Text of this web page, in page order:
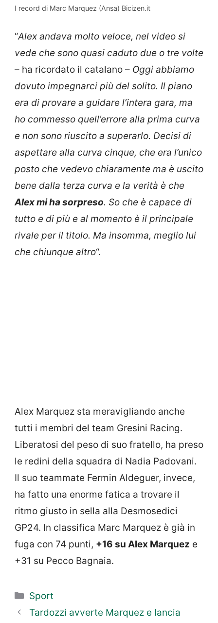
I record di Marc Marquez (Ansa) Bicizen.it
“Alex andava molto veloce, nel video si
vede che sono quasi caduto due o tre volte
– ha ricordato il catalano – Oggi abbiamo
dovuto impegnarci più del solito. Il piano
era di provare a guidare l’intera gara, ma
ho commesso quell’errore alla prima curva
e non sono riuscito a superarlo. Decisi di
aspettare alla curva cinque, che era l’unico
posto che vedevo chiaramente ma è uscito
bene dalla terza curva e la verità è che
Alex mi ha sorpreso. So che è capace di
tutto e di più e al momento è il principale
rivale per il titolo. Ma insomma, meglio lui
che chiunque altro“.
Alex Marquez sta meravigliando anche
tutti i membri del team Gresini Racing.
Liberatosi del peso di suo fratello, ha preso
le redini della squadra di Nadia Padovani.
Il suo teammate Fermin Aldeguer, invece,
ha fatto una enorme fatica a trovare il
ritmo giusto in sella alla Desmosedici
GP24. In classifica Marc Marquez è già in
fuga con 74 punti, +16 su Alex Marquez e
+31 su Pecco Bagnaia.
Categorie
Sport
Tardozzi avverte Marquez e lancia